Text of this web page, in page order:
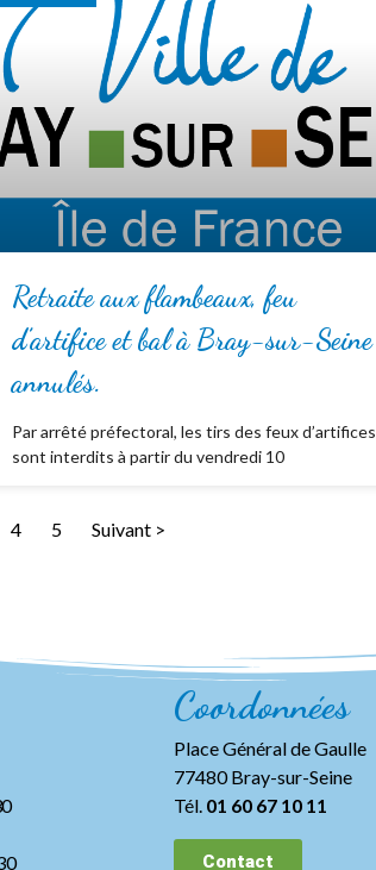
Retraite aux flambeaux, feu
d’artifice et bal à Bray-sur-Seine
annulés.
Par arrêté préfectoral, les tirs des feux d’artifices
sont interdits à partir du vendredi 10
4 5 Suivant >
Coordonnées
Place Général de Gaulle
77480 Bray-sur-Seine
Tél. 01 60 67 10 11
Contact